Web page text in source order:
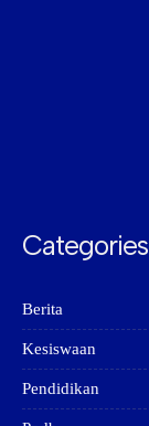
Categories
Berita
Kesiswaan
Pendidikan